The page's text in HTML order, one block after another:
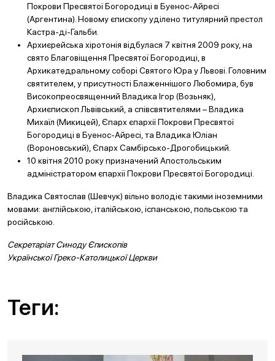
Покрови Пресвятої Богородиці в Буенос-Айресі
(Аргентина). Новому єпископу уділено титулярний престол
Кастра-ді-Гальби.
Архиєрейська хіротонія відбулася 7 квітня 2009 року, на
свято Благовіщення Пресвятої Богородиці, в
Архикатедральному соборі Святого Юра у Львові. Головним
святителем, у присутності Блаженнішого Любомира, був
Високопреосвященний Владика Ігор (Возьняк),
Архиєпископ Львівський, а співсвятителями – Владика
Михаїл (Микицей), Єпарх єпархії Покрови Пресвятої
Богородиці в Буенос-Айресі, та Владика Юліан
(Вороновський), Єпарх Самбірсько-Дрогобицький.
10 квітня 2010 року призначений Апостольським
адміністратором єпархії Покрови Пресвятої Богородиці.
Владика Святослав (Шевчук) вільно володіє такими іноземними
мовами: англійською, італійською, іспанською, польською та
російською.
Секретаріат Синоду Єпископів
Української Греко-Католицької Церкви
Теги: